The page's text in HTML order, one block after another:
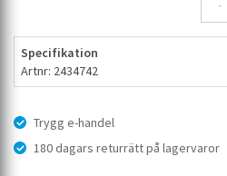
-
Specifikation
Artnr: 2434742
Trygg e-handel
180 dagars returrätt på lagervaror